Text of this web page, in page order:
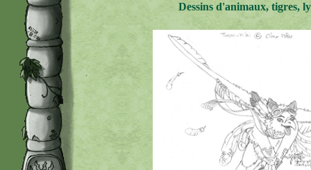
Dessins d'animaux, tigres,